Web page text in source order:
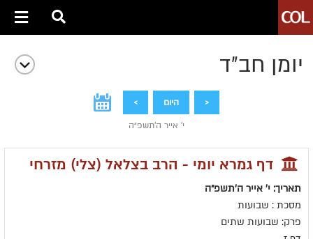
יומן חב״ד
< היום >
י' אייר ה׳תשפ״ה
דף גמרא יומי - הרב בצלאל (צלי) מזרחי
תאריך: י' אייר ה׳תשפ״ה
מסכת : שבועות
פרק: שבועות שתים